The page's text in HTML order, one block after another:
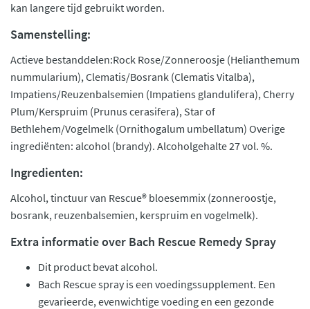
kan langere tijd gebruikt worden.
Samenstelling:
Actieve bestanddelen:Rock Rose/Zonneroosje (Helianthemum
nummularium), Clematis/Bosrank (Clematis Vitalba),
Impatiens/Reuzenbalsemien (Impatiens glandulifera), Cherry
Plum/Kerspruim (Prunus cerasifera), Star of
Bethlehem/Vogelmelk (Ornithogalum umbellatum) Overige
ingrediënten: alcohol (brandy). Alcoholgehalte 27 vol. %.
Ingredienten:
Alcohol, tinctuur van Rescue® bloesemmix (zonneroostje,
bosrank, reuzenbalsemien, kerspruim en vogelmelk).
Extra informatie over Bach Rescue Remedy Spray
Dit product bevat alcohol.
Bach Rescue spray is een voedingssupplement. Een
gevarieerde, evenwichtige voeding en een gezonde